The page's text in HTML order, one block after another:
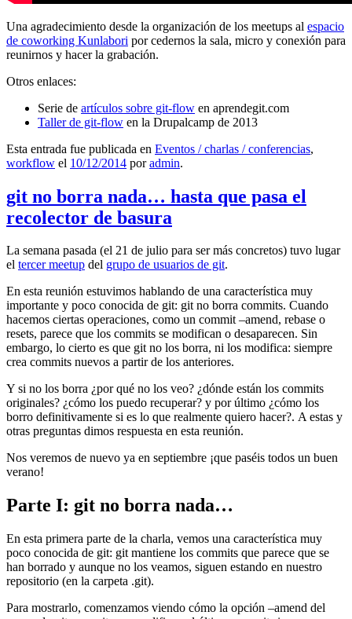
Una agradecimiento desde la organización de los meetups al espacio
de coworking Kunlabori por cedernos la sala, micro y conexión para
reunirnos y hacer la grabación.
Otros enlaces:
Serie de artículos sobre git-flow en aprendegit.com
Taller de git-flow en la Drupalcamp de 2013
Esta entrada fue publicada en Eventos / charlas / conferencias,
workflow el 10/12/2014 poradmin.
git no borra nada… hasta que pasa el
recolector de basura
La semana pasada (el 21 de julio para ser más concretos) tuvo lugar
el tercer meetup del grupo de usuarios de git.
En esta reunión estuvimos hablando de una característica muy
importante y poco conocida de git: git no borra commits. Cuando
hacemos ciertas operaciones, como un commit –amend, rebase o
resets, parece que los commits se modifican o desaparecen. Sin
embargo, lo cierto es que git no los borra, ni los modifica: siempre
crea commits nuevos a partir de los anteriores.
Y si no los borra ¿por qué no los veo? ¿dónde están los commits
originales? ¿cómo los puedo recuperar? y por último ¿cómo los
borro definitivamente si es lo que realmente quiero hacer?. A estas y
otras preguntas dimos respuesta en esta reunión.
Nos veremos de nuevo ya en septiembre ¡que paséis todos un buen
verano!
Parte I: git no borra nada…
En esta primera parte de la charla, vemos una característica muy
poco conocida de git: git mantiene los commits que parece que se
han borrado y aunque no los veamos, siguen estando en nuestro
repositorio (en la carpeta .git).
Para mostrarlo, comenzamos viendo cómo la opción –amend del